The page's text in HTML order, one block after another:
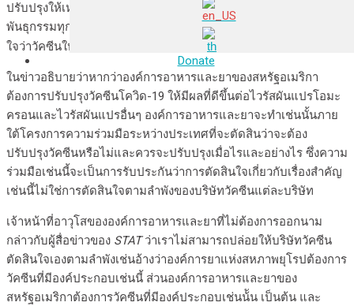
Donate
ปรับปรุงให้เหมาะสมกับไวรัสไข้หวัดใหญ่ที่เกิดการเปลี่ยนแปลงทาง
พันธุกรรมทุกปีซึ่งจะต้องเป็นการร่วมมือระหว่างประเทศในการตัดสิน
ใจว่าวัคซีนใหม่สำหรับแต่ละปีจะเป็นอย่างไร
ในข่าวอธิบายว่าหากว่าองค์การอาหารและยาของสหรัฐอเมริกา
ต้องการปรับปรุงวัคซีนโควิด-19 ให้มีผลที่ดีขึ้นต่อไวรัสผันแปรโอมะ
ครอนและไวรัสผันแปรอื่นๆ องค์การอาหารและยาจะทำเช่นนั้นภาย
ใต้โครงการความร่วมมือระหว่างประเทศที่จะตัดสินว่าจะต้อง
ปรับปรุงวัคซีนหรือไม่และควรจะปรับปรุงเมื่อไรและอย่างไร ซึ่งความ
ร่วมมือเช่นนี้จะเป็นการรับประกันว่าการตัดสินใจเกี่ยวกับเรื่องสำคัญ
เช่นนี้ไม่ใช่การตัดสินใจตามลำพังของบริษัทวัคซีนแต่ละบริษัท
เจ้าหน้าที่อาวุโสขององค์การอาหารและยาที่ไม่ต้องการออกนาม
กล่าวกับผู้สื่อข่าวของ STATว่าเราไม่สามารถปล่อยให้บริษัทวัคซีน
ตัดสินใจเองตามลำพังเช่นอ้างว่าองค์การยาแห่งสหภาพยุโรปต้องการ
วัคซีนที่มีองค์ประกอบเช่นนี้ ส่วนองค์การอาหารและยาของ
สหรัฐอเมริกาต้องการวัคซีนที่มีองค์ประกอบเช่นน้ัน เป็นต้น และ